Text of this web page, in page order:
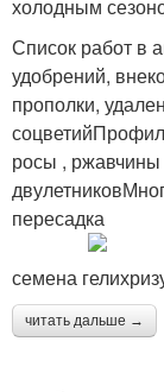
холодным
Список работ в
удобрений,
прополки,
росы ,
пересадка
семена
читать дальше →